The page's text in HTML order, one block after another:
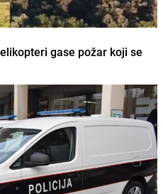
gase požar koji se